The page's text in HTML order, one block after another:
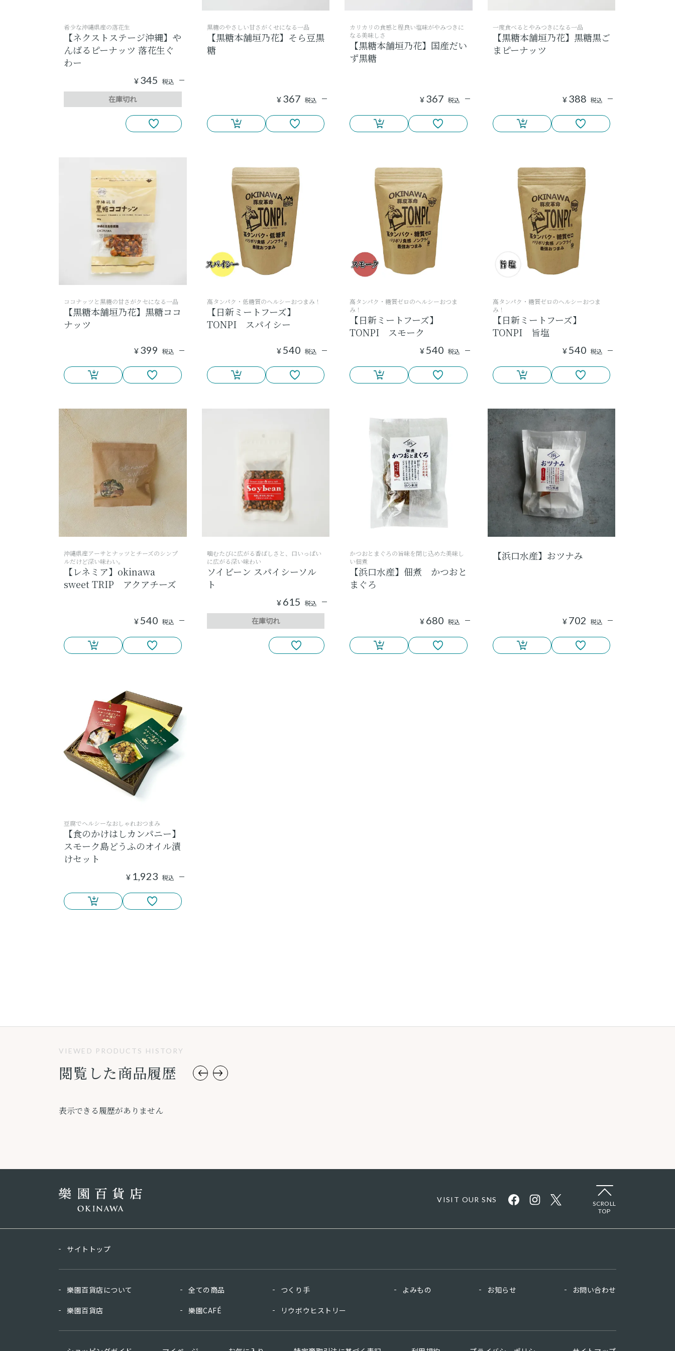
希少な沖縄県産の落花生
【ネクストステージ沖縄】や
んばるピーナッツ 落花生ぐ
わー
¥ 345 税込
在庫切れ
黒糖のやさしい甘さがくせになる一品
【黒糖本舗垣乃花】そら豆黒
糖
¥ 367 税込
カリカリの食感と程良い塩味がやみつきに
なる美味しさ
【黒糖本舗垣乃花】国産だい
ず黒糖
¥ 367 税込
一度食べるとやみつきになる一品
【黒糖本舗垣乃花】黒糖黒ご
まピーナッツ
¥ 388 税込
ココナッツと黒糖の甘さがクセになる一品
【黒糖本舗垣乃花】黒糖ココ
ナッツ
¥ 399 税込
高タンパク・低糖質のヘルシーおつまみ！
【日新ミートフーズ】
TONPI スパイシー
¥540 税込
高タンパク・糖質ゼロのヘルシーおつま
み！
【日新ミートフーズ】
TONPI スモーク
¥540 税込
高タンパク・糖質ゼロのヘルシーおつま
み！
【日新ミートフーズ】
TONPI 旨塩
¥540 税込
沖縄県産アーサとナッツとチーズのシンプ
ルだけど深い味わい。
【レネミア】okinawa
sweet TRIP アクアチーズ
¥ 540 税込
噛むたびに広がる香ばしさと、口いっぱい
に広がる深い味わい
ソイビーン スパイシーソル
ト
¥ 615 税込
在庫切れ
かつおとまぐろの旨味を閉じ込めた美味し
い佃煮
【浜口水産】佃煮 かつおと
まぐろ
¥ 680 税込
【浜口水産】おツナみ
¥ 702 税込
豆腐でヘルシーなおしゃれおつまみ
【食のかけはしカンパニー】
スモーク島どうふのオイル漬
けセット
¥ 1,923 税込
VIEWED PRODUCTS HISTORY
閲覧した商品履歴
表示できる履歴がありません
VISIT OUR SNS
SCROLL
TOP
サイトトップ
樂園百貨店について 全ての商品 つくり手 よみもの お知らせ お問い合わせ
樂園百貨店 樂園CAFÉ リウボウヒストリー